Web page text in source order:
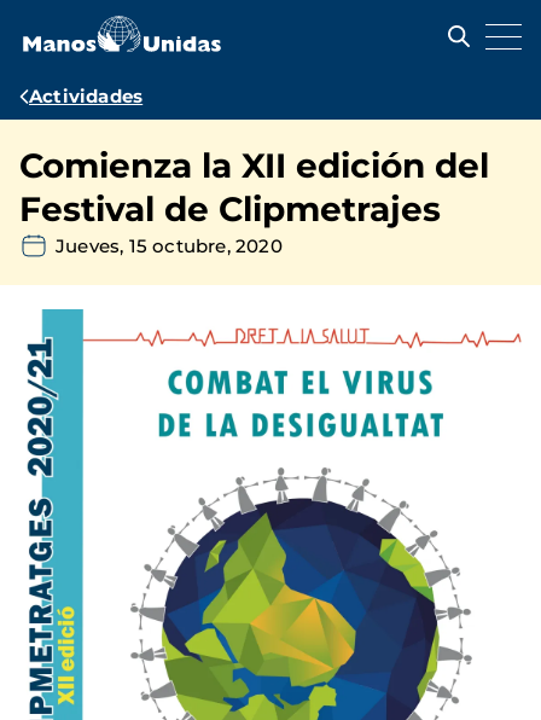
contenido
Ruta
navegación
Actividades
Comienza la XII edición del
Festival de Clipmetrajes
Jueves, 15 octubre, 2020